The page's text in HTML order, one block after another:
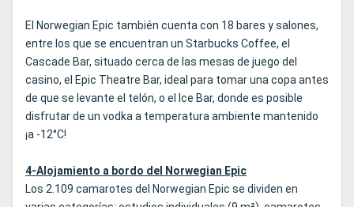
El Norwegian Epic también cuenta con 18 bares y salones,
entre los que se encuentran un Starbucks Coffee, el
Cascade Bar, situado cerca de las mesas de juego del
casino, el Epic Theatre Bar, ideal para tomar una copa antes
de que se levante el telón, o el Ice Bar, donde es posible
disfrutar de un vodka a temperatura ambiente mantenido
¡a -12°C!
4-Alojamiento a bordo del Norwegian Epic
Los 2.109 camarotes del Norwegian Epic se dividen en